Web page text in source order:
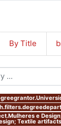
By Title
e
Textile